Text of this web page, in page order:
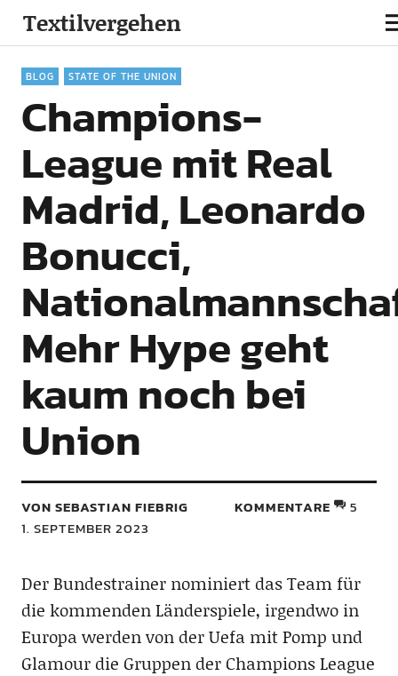
Textilvergehen
BLOG STATE OF THE UNION
Champions-
League mit Real
Madrid, Leonardo
Bonucci,
Mehr Hype geht
kaum noch bei
Union
VON SEBASTIAN FIEBRIG
1. SEPTEMBER 2023
KOMMENTARE 5
Der Bundestrainer nominiert das Team für
die kommenden Länderspiele, irgendwo in
Europa werden von der Uefa mit Pomp und
Glamour die Gruppen der Champions League